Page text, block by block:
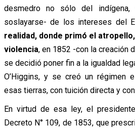
desmedro no sólo del
soslayarse- de los intereses del
realidad, donde primó el
violencia, en 1852 -con la creación
se decidió poner fin a la igualdad
O’Higgins, y se creó un régimen
esas tierras, con tuición directa y
En virtud de esa ley, el
Decreto N° 109, de 1853, que